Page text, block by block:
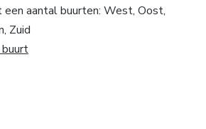
aantal buurten: West, Oost,
Zuid